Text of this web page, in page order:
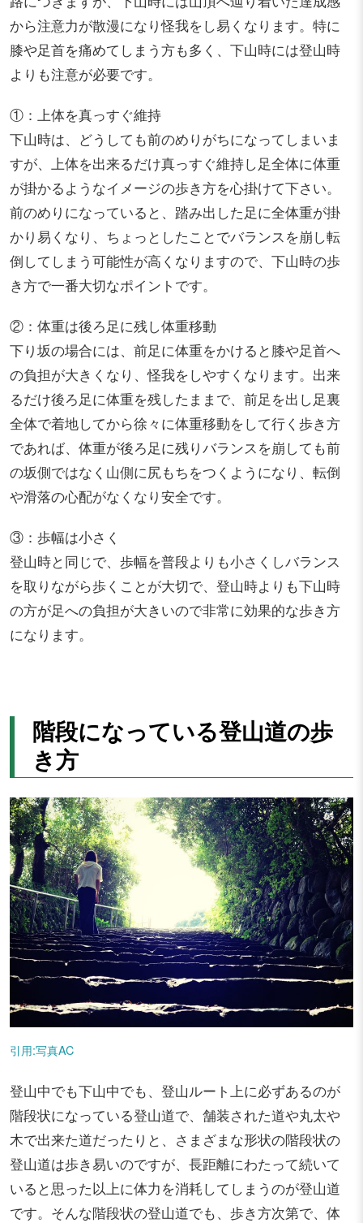
から注意力が散漫になり怪我をし易くなります。特に
膝や足首を痛めてしまう方も多く、下山時には登山時
よりも注意が必要です。
①：上体を真っすぐ維持
下山時は、どうしても前のめりがちになってしまいま
すが、上体を出来るだけ真っすぐ維持し足全体に体重
が掛かるようなイメージの歩き方を心掛けて下さい。
前のめりになっていると、踏み出した足に全体重が掛
かり易くなり、ちょっとしたことでバランスを崩し転
倒してしまう可能性が高くなりますので、下山時の歩
き方で一番大切なポイントです。
②：体重は後ろ足に残し体重移動
下り坂の場合には、前足に体重をかけると膝や足首へ
の負担が大きくなり、怪我をしやすくなります。出来
るだけ後ろ足に体重を残したままで、前足を出し足裏
全体で着地してから徐々に体重移動をして行く歩き方
であれば、体重が後ろ足に残りバランスを崩しても前
の坂側ではなく山側に尻もちをつくようになり、転倒
や滑落の心配がなくなり安全です。
③：歩幅は小さく
登山時と同じで、歩幅を普段よりも小さくしバランス
を取りながら歩くことが大切で、登山時よりも下山時
の方が足への負担が大きいので非常に効果的な歩き方
になります。
階段になっている登山道の歩
き方
引用:写真AC
登山中でも下山中でも、登山ルート上に必ずあるのが
階段状になっている登山道で、舗装された道や丸太や
木で出来た道だったりと、さまざまな形状の階段状の
登山道は歩き易いのですが、長距離にわたって続いて
いると思った以上に体力を消耗してしまうのが登山道
です。そんな階段状の登山道でも、歩き方次第で、体